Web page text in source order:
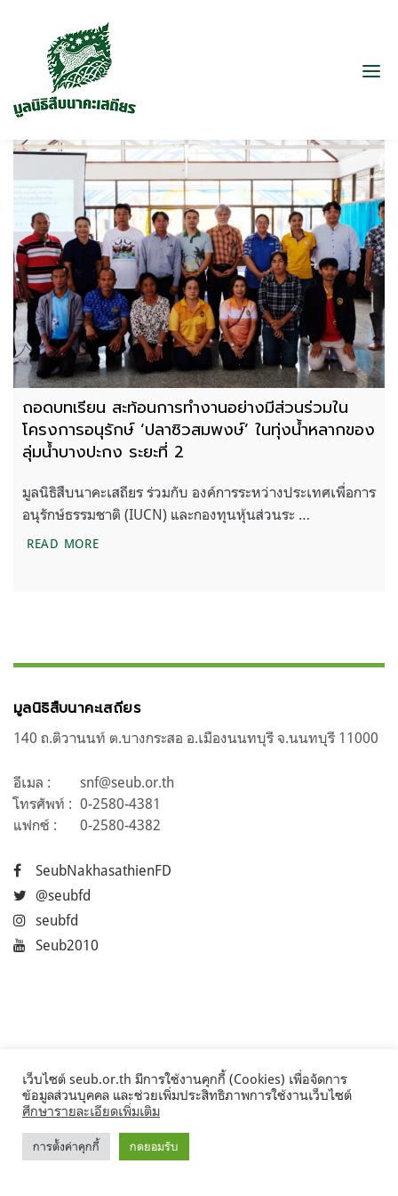
ถอดบทเรียน สะท้อนการทำงานอย่างมีส่วนร่วมใน
โครงการอนุรักษ์ ‘ปลาซิวสมพงษ์’ ในทุ่งน้ำหลากของ
ลุ่มน้ำบางปะกง ระยะที่ 2
มูลนิธิสืบนาคะเสถียร ร่วมกับ องค์การระหว่างประเทศเพื่อการ
อนุรักษ์ธรรมชาติ (IUCN) และกองทุนหุ้นส่วนระ …
READ MOREถอดบทเรียน สะท้อนการทำงานอย่างมีส่วนร่วมในโคร
มูลนิธิสืบนาคะเสถียร
140 ถ.ติวานนท์ ต.บางกระสอ อ.เมืองนนทบุรี จ.นนทบุรี 11000
อีเมล :
snf@seub.or.th
โทรศัพท์ : 0-2580-4381
แฟกซ์ :
0-2580-4382
SeubNakhasathienFD
@seubfd
seubfd
Seub2010
©2017 Seub.or.th
เว็บไซต์ seub.or.th มีการใช้งานคุกกี้ (Cookies) เพื่อจัดการ
ข้อมูลส่วนบุคคล และช่วยเพิ่มประสิทธิภาพการใช้งานเว็บไซต์
ศึกษารายละเอียดเพิ่มเติม
การตั้งค่าคุกกี้ กดยอมรับ